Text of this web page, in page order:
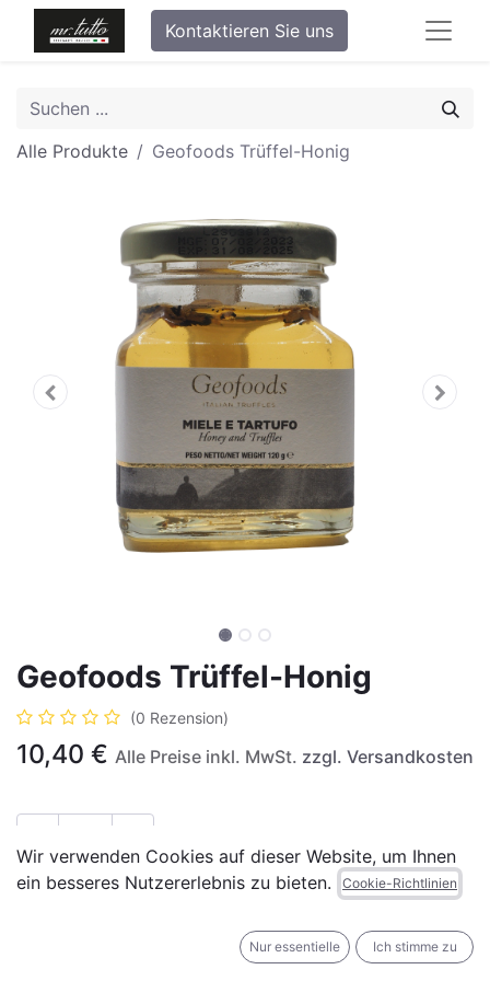
Kontaktieren Sie uns
Alle Produkte Geofoods Trüffel-Honig
Geofoods Trüffel-Honig
(0 Rezension)
10,40 € Alle Preise inkl. MwSt. zzgl. Versandkosten
IN DEN WARENKORB JETZT KAUFEN
Wir verwenden Cookies auf dieser Website, um Ihnen
ein besseres Nutzererlebnis zu bieten.
Cookie-Richtlinien
Nur essentielle Ich stimme zu